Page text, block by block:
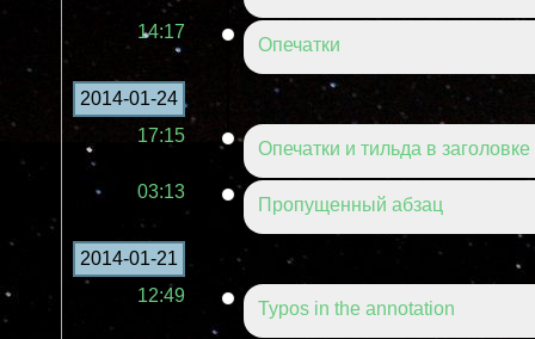
14:17
Опечатки
2014-01-24
17:15
Опечатки и тильда в заголовке
03:13
Пропущенный абзац
2014-01-21
12:49
Typos in the annotation